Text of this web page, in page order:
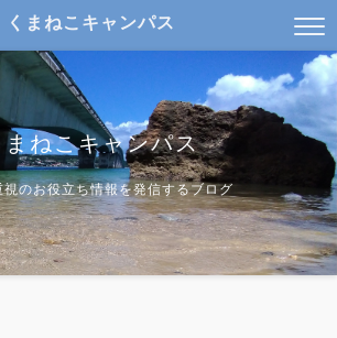
くまねこキャンパス
まねこキャンパス
視のお役立ち情報を発信するブログ